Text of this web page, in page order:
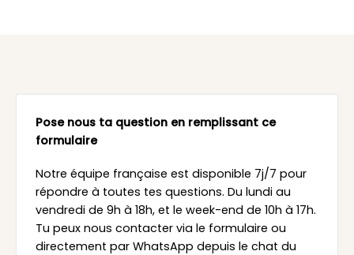
Pose nous ta question en remplissant ce
formulaire
Notre équipe française est disponible 7j/7 pour
répondre à toutes tes questions. Du lundi au
vendredi de 9h à 18h, et le week-end de 10h à 17h.
Tu peux nous contacter via le formulaire ou
directement par WhatsApp depuis le chat du